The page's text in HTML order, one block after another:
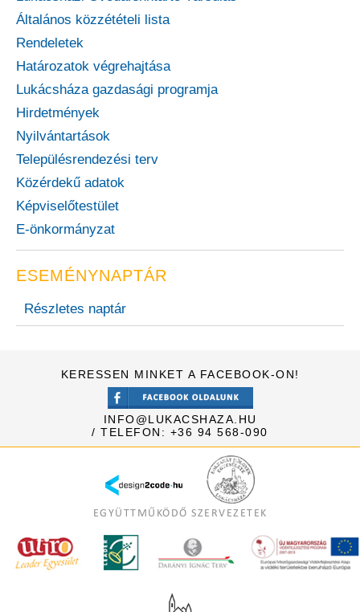
Általános közzétételi lista
Rendeletek
Határozatok végrehajtása
Lukácsháza gazdasági programja
Hirdetmények
Nyilvántartások
Településrendezési terv
Közérdekű adatok
Képviselőtestület
E-önkormányzat
ESEMÉNYNAPTÁR
Részletes naptár
KERESSEN MINKET A FACEBOOK-ON!
INFO@LUKACSHAZA.HU
/ TELEFON: +36 94 568-090
EGYÜTTMŰKÖDŐ SZERVEZETEK